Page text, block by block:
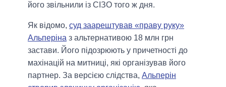
його звільнили із СІЗО того ж дня.
Як відомо, суд заарештував «праву руку»
Альперіна з альтернативою 18 млн грн
застави. Його підозрюють у причетності до
махінацій на митниці, які організував його
партнер. За версією слідства, Альперін